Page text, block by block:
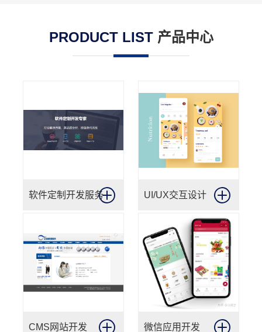
PRODUCT LIST 产品中心
软件定制开发服务 UI/UX交互设计
CMS网站开发 微信应用开发